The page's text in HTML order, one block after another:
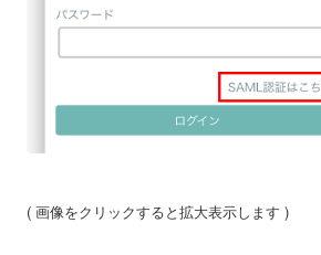
( 画像をクリックすると拡大表示します )